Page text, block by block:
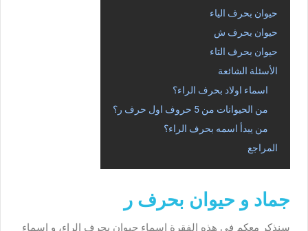
حيوان بحرف الياء
حيوان بحرف ش
حيوان بحرف التاء
الأسئلة الشائعة
اسماء اولاد بحرف الراء؟
من الحيوانات من 5 حروف اول حرف ر؟
من يبدأ اسمه بحرف الراء؟
المراجع
جماد و حيوان بحرف ر
سنذكر معكم في هذه الفقرة اسماء حيوان بحرف الراء، و اسماء